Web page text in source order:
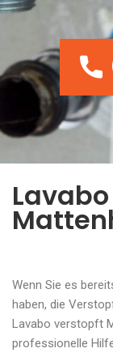
Wenn Sie es
haben, die
Lavabo verstopft
professionelle